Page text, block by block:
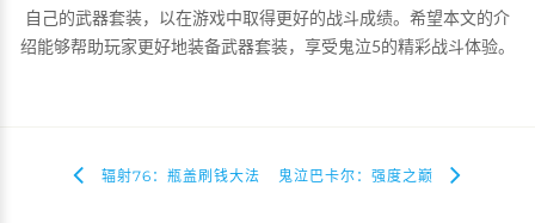
自己的武器套装，以在游戏中取得更好的战斗成绩。希望本文的介
绍能够帮助玩家更好地装备武器套装，享受鬼泣5的精彩战斗体验。
辐射76：瓶盖刷钱大法 鬼泣巴卡尔：强度之巅